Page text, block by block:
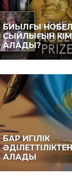
БИЫЛҒЫ
СЫЙЛЫҒЫН КІМ
АЛАДЫ?
БАР ИГІЛІК
АЛАДЫ